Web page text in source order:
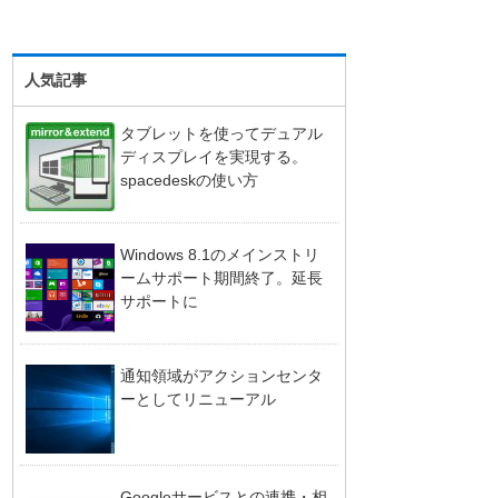
人気記事
タブレットを使ってデュアル
ディスプレイを実現する。
spacedeskの使い方
Windows 8.1のメインストリ
ームサポート期間終了。延長
サポートに
通知領域がアクションセンタ
ーとしてリニューアル